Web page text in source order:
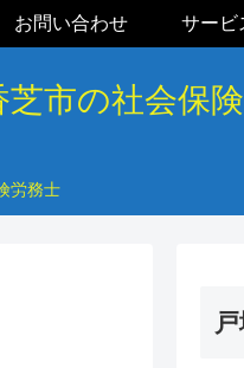
市の社会保
労務士
お問い合わせ サービ